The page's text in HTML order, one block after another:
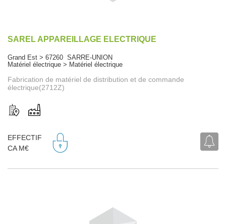
SAREL APPAREILLAGE ELECTRIQUE
Grand Est > 67260 SARRE-UNION
Matériel électrique > Matériel électrique
Fabrication de matériel de distribution et de commande
électrique(2712Z)
EFFECTIF
CA M€